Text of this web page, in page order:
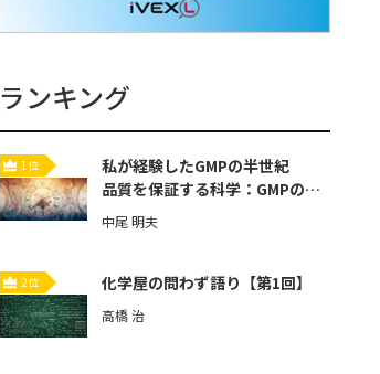
ランキング
1位
私が経験したGMPの半世紀
品質を保証する科学：GMPの歴
史と本質【第3回】
中尾 明夫
2位 化学屋の問わず語り【第1回】
高橋 治